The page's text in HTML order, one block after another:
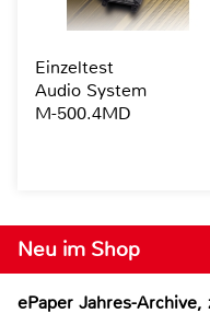
Neu im Shop
ePaper Jahres-
Einzeltest
Audio System
M-500.4MD